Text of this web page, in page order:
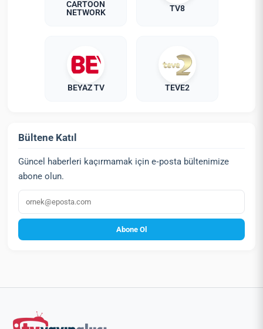
CARTOON
NETWORK
TV8
BEYAZ TV TEVE2
Bültene Katıl
Güncel haberleri kaçırmamak için e‑posta bültenimize
abone olun.
E‑posta
Abone Ol